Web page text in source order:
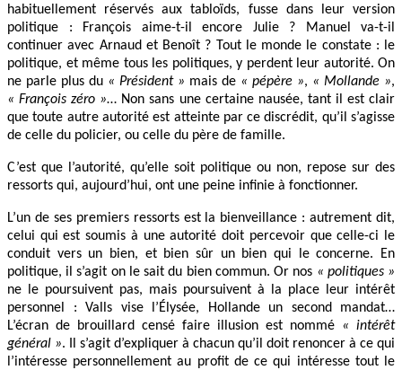
habituellement réservés aux tabloïds, fusse dans leur version
politique : François aime-t-il encore Julie ? Manuel va-t-il
continuer avec Arnaud et Benoît ? Tout le monde le constate : le
politique, et même tous les politiques, y perdent leur autorité. On
ne parle plus du « Président » mais de « pépère », « Mollande »,
« François zéro »… Non sans une certaine nausée, tant il est clair
que toute autre autorité est atteinte par ce discrédit, qu’il s’agisse
de celle du policier, ou celle du père de famille.
C’est que l’autorité, qu’elle soit politique ou non, repose sur des
ressorts qui, aujourd’hui, ont une peine infinie à fonctionner.
L’un de ses premiers ressorts est la bienveillance : autrement dit,
celui qui est soumis à une autorité doit percevoir que celle-ci le
conduit vers un bien, et bien sûr un bien qui le concerne. En
politique, il s’agit on le sait du bien commun. Or nos « politiques »
ne le poursuivent pas, mais poursuivent à la place leur intérêt
personnel : Valls vise l’Élysée, Hollande un second mandat…
L’écran de brouillard censé faire illusion est nommé « intérêt
général ». Il s’agit d’expliquer à chacun qu’il doit renoncer à ce qui
l’intéresse personnellement au profit de ce qui intéresse tout le